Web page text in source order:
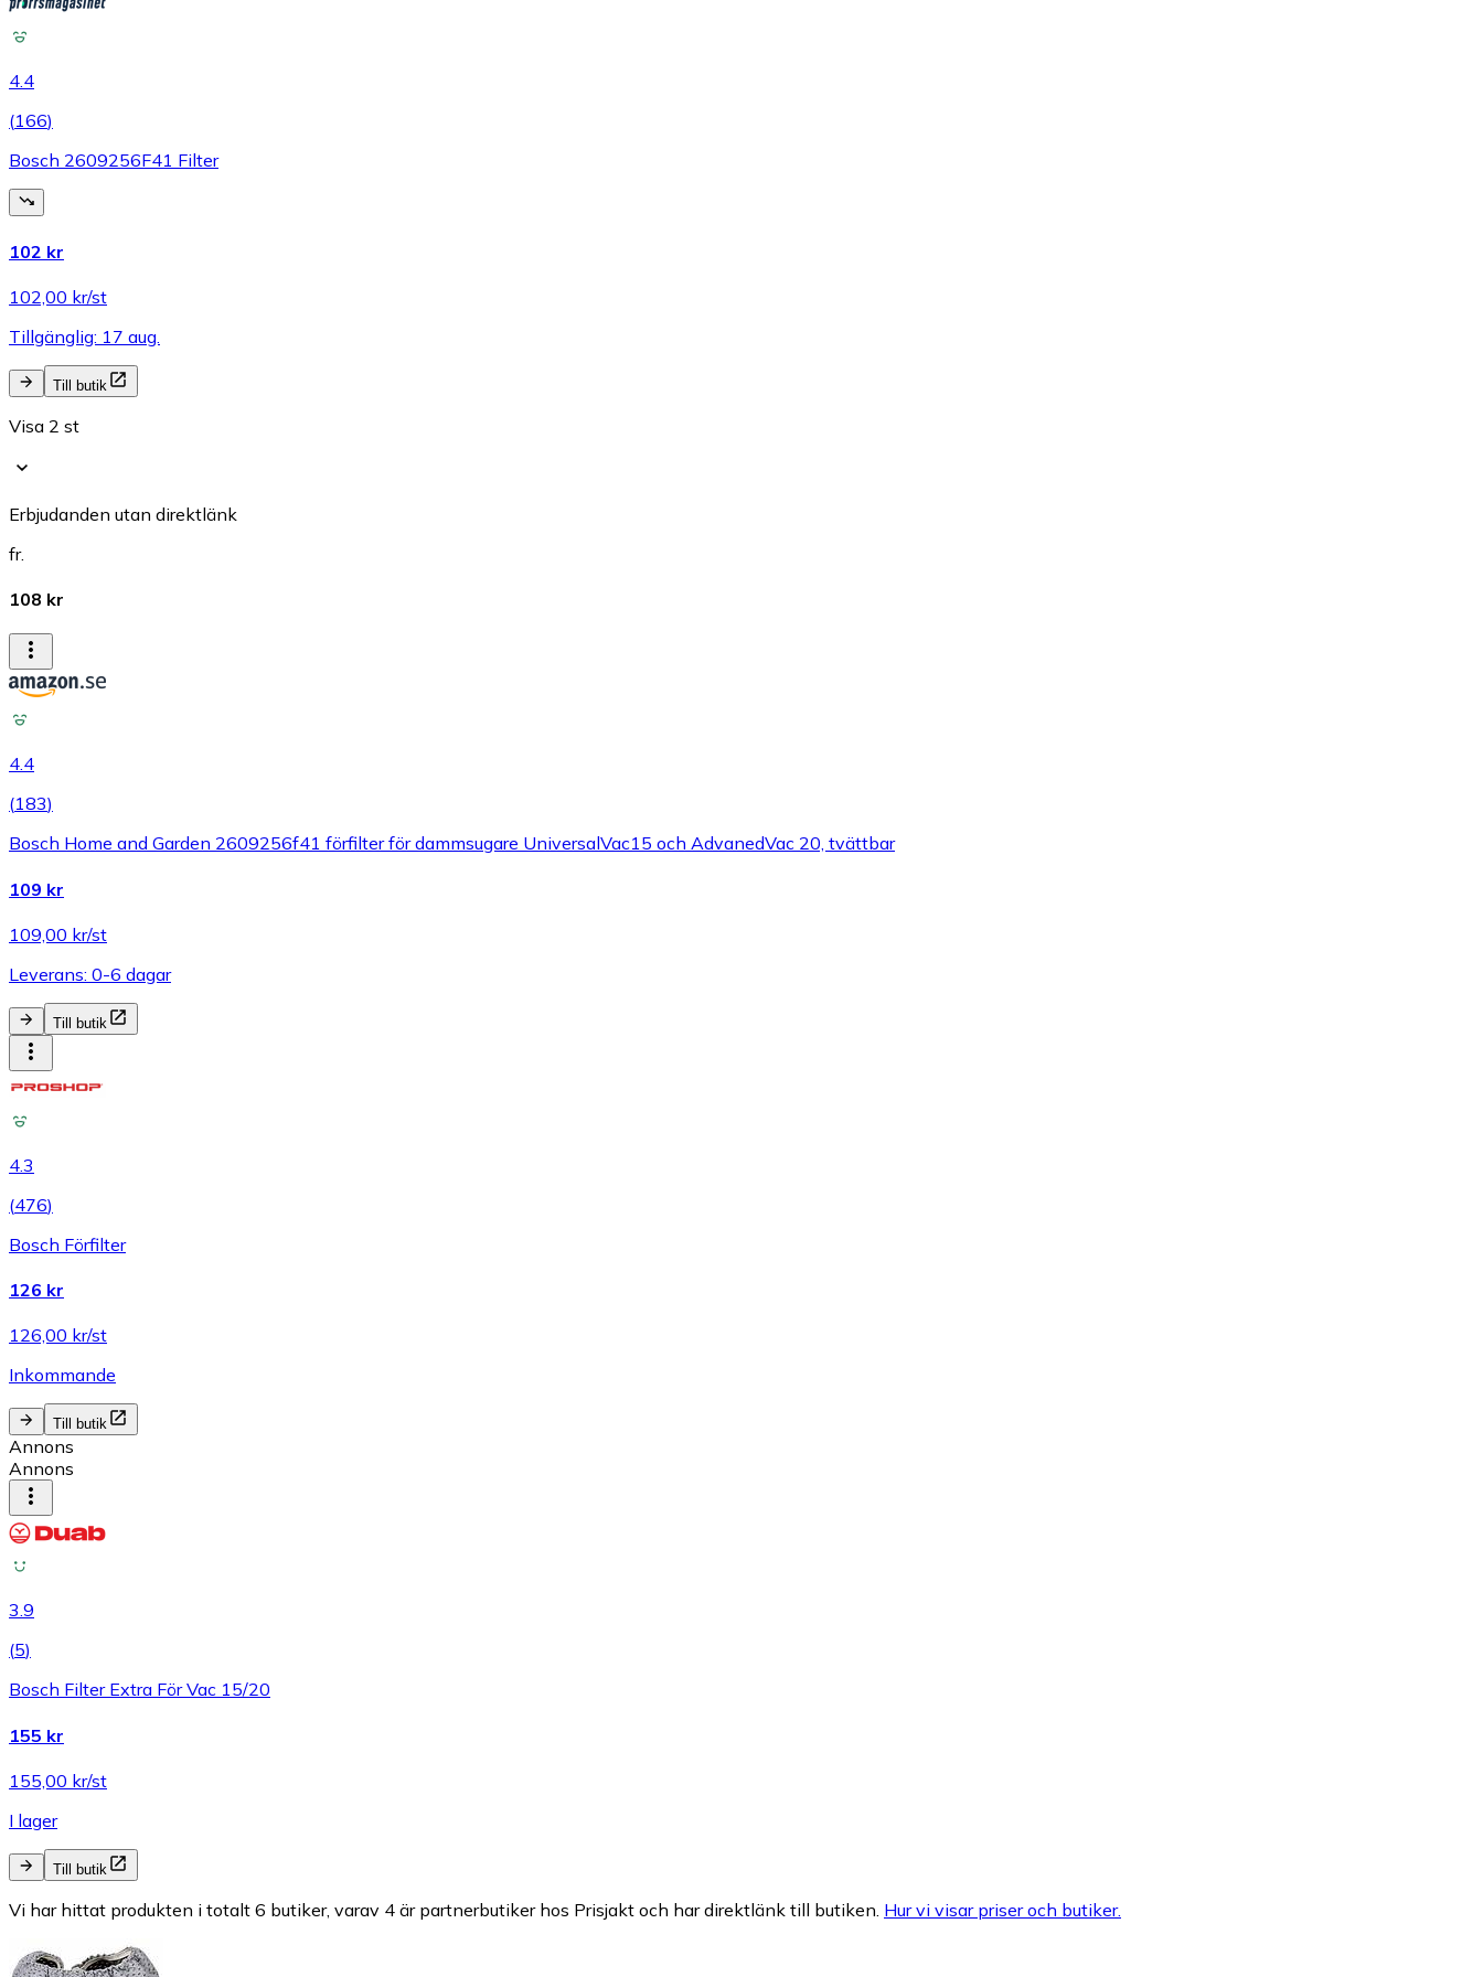
4.4
(166)
Bosch 2609256F41 Filter
102 kr
102,00 kr/st
Tillgänglig: 17 aug.
Till butik
Visa 2 st
Erbjudanden utan direktlänk
fr.
108 kr
4.4
(183)
Bosch Home and Garden 2609256f41 förfilter för dammsugare UniversalVac15 och AdvanedVac 20, tvättbar
109 kr
109,00 kr/st
Leverans: 0-6 dagar
Till butik
4.3
(476)
Bosch Förfilter
126 kr
126,00 kr/st
Inkommande
Till butik
Annons
Annons
3.9
(5)
Bosch Filter Extra För Vac 15/20
155 kr
155,00 kr/st
I lager
Till butik
Vi har hittat produkten i totalt 6 butiker, varav 4 är partnerbutiker hos Prisjakt och har direktlänk till butiken. Hur vi visar priser och butiker.